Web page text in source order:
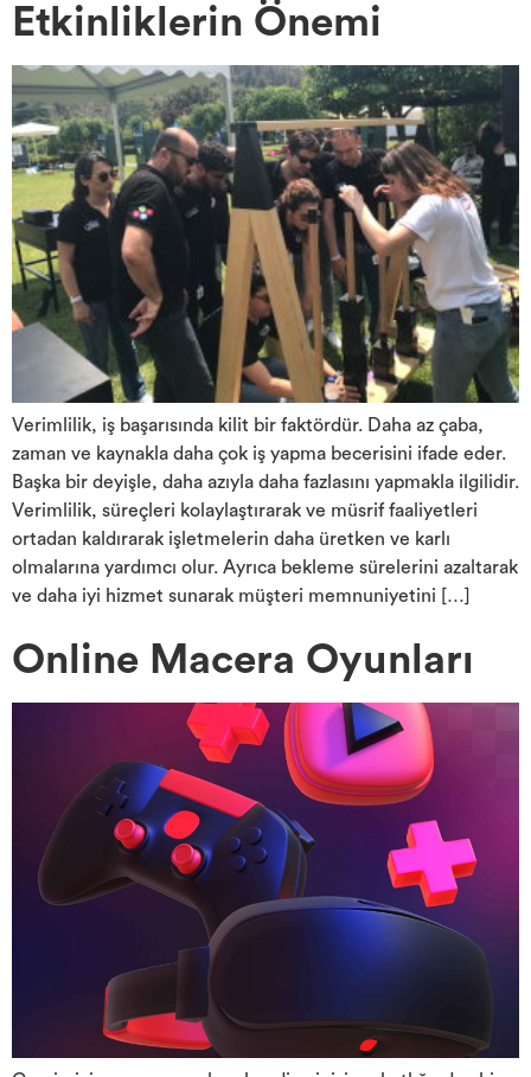
Etkinliklerin Önemi
Verimlilik, iş başarısında kilit bir faktördür. Daha az çaba,
zaman ve kaynakla daha çok iş yapma becerisini ifade eder.
Başka bir deyişle, daha azıyla daha fazlasını yapmakla ilgilidir.
Verimlilik, süreçleri kolaylaştırarak ve müsrif faaliyetleri
ortadan kaldırarak işletmelerin daha üretken ve karlı
olmalarına yardımcı olur. Ayrıca bekleme sürelerini azaltarak
ve daha iyi hizmet sunarak müşteri memnuniyetini […]
Online Macera Oyunları